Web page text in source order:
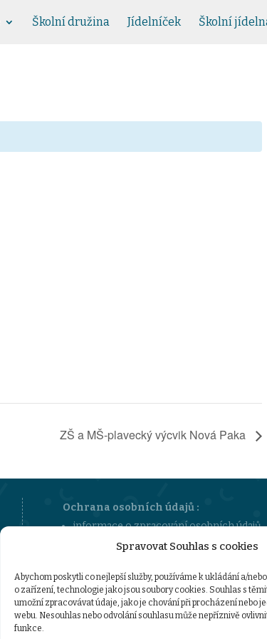
Spravovat Souhlas s cookies
Abychom poskytli co nejlepší služby, používáme k ukládání a/
o zařízení, technologie jako jsou soubory cookies. Souhlas s
umožní zpracovávat údaje, jako je chování při procházení nebo
webu. Nesouhlas nebo odvolání souhlasu může nepříznivě
funkce.
Školní družina Jídelníček Školní
ZŠ a MŠ-plavecký výcvik Nová Paka
Ochrana osobních údajů :
informace o zpracování osobních údajů
sazebník úhrad za poskytování informací